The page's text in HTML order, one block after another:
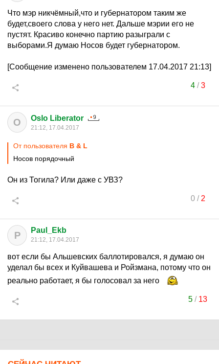
Что мэр никчёмный,что и губернатором таким же
будет,своего слова у него нет. Дальше мэрии его не
пустят. Красиво конечно партию разыграли с
выборами.Я думаю Носов будет губернатором.
[Сообщение изменено пользователем 17.04.2017 21:13]
4/3
O Oslo Liberator
21:12, 17.04.2017
От пользователя B & L
Носов порядочный
Он из Тогила? Или даже с УВЗ?
0/ 2
P Paul_Ekb
21:12, 17.04.2017
вот если бы Альшевских баллотировался, я думаю он
уделал бы всех и Куйвашева и Ройзмана, потому что он
реально работает, я бы голосовал за него
5 / 13